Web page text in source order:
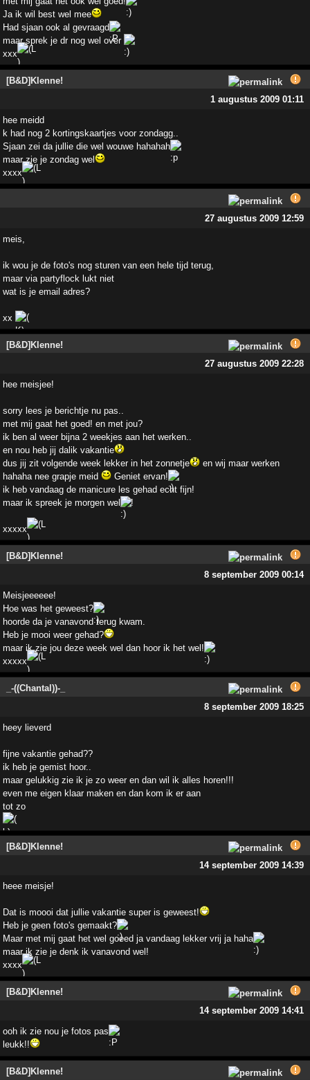
Ja ik wil best wel mee
Had sjaan ook al gevraagd
maar sprek je dr nog wel over
xxx
[B&D]Klenne!
1 augustus 2009 01:11
hee meidd
k had nog 2 kortingskaartjes voor zondagg..
Sjaan zei da jullie die wel wouwe hahahah
maar zie je zondag wel
xxxx
27 augustus 2009 12:59
meis,
ik wou je de foto's nog sturen van een hele tijd terug,
maar via partyflock lukt niet
wat is je email adres?
xx
[B&D]Klenne!
27 augustus 2009 22:28
hee meisjee!
sorry lees je berichtje nu pas..
met mij gaat het goed! en met jou?
ik ben al weer bijna 2 weekjes aan het werken..
en nou heb jij dalik vakantie
dus jij zit volgende week lekker in het zonnetje
en wij maar werken
hahaha nee grapje meid
Geniet ervan!
ik heb vandaag de manicure les gehad echt fijn!
maar ik spreek je morgen wel
!
xxxxx
[B&D]Klenne!
8 september 2009 00:14
Meisjeeeeee!
Hoe was het geweest?
hoorde da je vanavond terug kwam.
Heb je mooi weer gehad?
maar ik zie jou deze week wel dan hoor ik het wel!
xxxxx
_-((Chantal))-_
8 september 2009 18:25
heey lieverd
fijne vakantie gehad??
ik heb je gemist hoor..
maar gelukkig zie ik je zo weer en dan wil ik alles horen!!!
even me eigen klaar maken en dan kom ik er aan
tot zo
[B&D]Klenne!
14 september 2009 14:39
heee meisje!
Dat is moooi dat jullie vakantie super is geweest!
Heb je geen foto's gemaakt?
Maar met mij gaat het wel goeed ja vandaag lekker vrij ja haha
maar ik zie je denk ik vanavond wel!
xxxx
[B&D]Klenne!
14 september 2009 14:41
ooh ik zie nou je fotos pas
leukk!!
[B&D]Klenne!